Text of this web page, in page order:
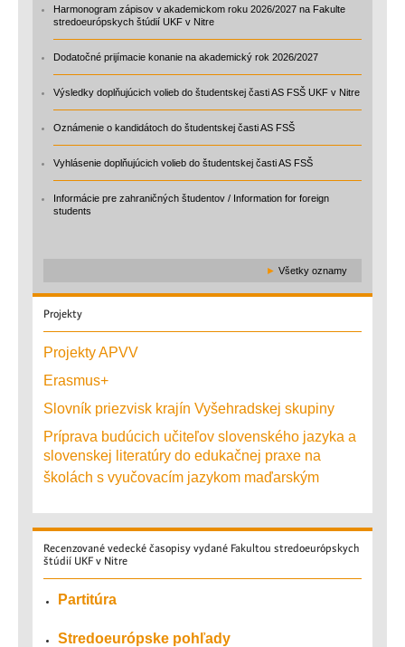
Harmonogram zápisov v akademickom roku 2026/2027 na Fakulte
stredoeurópskych štúdií UKF v Nitre
Dodatočné prijímacie konanie na akademický rok 2026/2027
Výsledky doplňujúcich volieb do študentskej časti AS FSŠ UKF v Nitre
Oznámenie o kandidátoch do študentskej časti AS FSŠ
Vyhlásenie doplňujúcich volieb do študentskej časti AS FSŠ
Informácie pre zahraničných študentov / Information for foreign
students
► Všetky oznamy
Projekty
Projekty APVV
Erasmus+
Slovník priezvisk krajín Vyšehradskej skupiny
Príprava budúcich učiteľov slovenského jazyka a
slovenskej literatúry do edukačnej praxe na
školách s vyučovacím jazykom maďarským
Recenzované vedecké časopisy vydané Fakultou stredoeurópskych
štúdií UKF v Nitre
Partitúra
Stredoeurópske pohľady